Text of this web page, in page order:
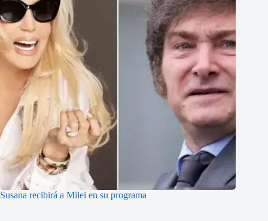
Susana recibirá a Milei en su programa